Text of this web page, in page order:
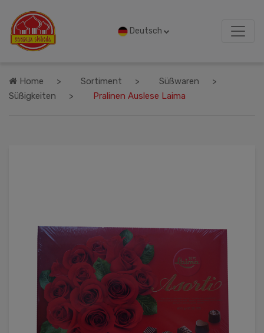
Deutsch
Home Sortiment
Süßwaren
Süßigkeiten
Pralinen Auslese Laima